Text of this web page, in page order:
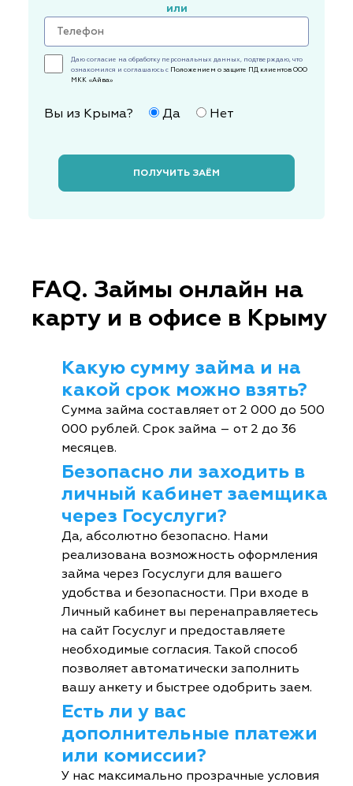
или
Даю согласие на обработку персональных данных, подтверждаю, что
ознакомился и соглашаюсь с Положением о защите ПД клиентов ООО
МКК «Айва»
Вы из Крыма? Да Нет
ПОЛУЧИТЬ ЗАЁМ
FAQ. Займы онлайн на
карту и в офисе в Крыму
Какую сумму займа и на
какой срок можно взять?
Сумма займа составляет от 2 000 до 500
000 рублей. Срок займа – от 2 до 36
месяцев.
Безопасно ли заходить в
личный кабинет заемщика
через Госуслуги?
Да, абсолютно безопасно. Нами
реализована возможность оформления
займа через Госуслуги для вашего
удобства и безопасности. При входе в
Личный кабинет вы перенаправляетесь
на сайт Госуслуг и предоставляете
необходимые согласия. Такой способ
позволяет автоматически заполнить
вашу анкету и быстрее одобрить заем.
Есть ли у вас
дополнительные платежи
или комиссии?
У нас максимально прозрачные условия